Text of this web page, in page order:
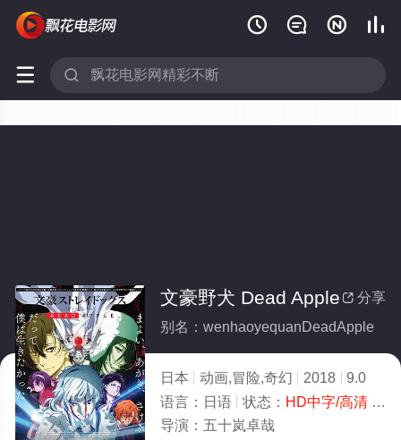
   
 
 分享
文豪野犬 Dead Apple
别名：wenhaoyequanDeadApple
日本 动画,冒险,奇幻 2018
9.0
语言： 日语 状态： HD中字/高清- 免费在线观看
导演： 五十岚卓哉